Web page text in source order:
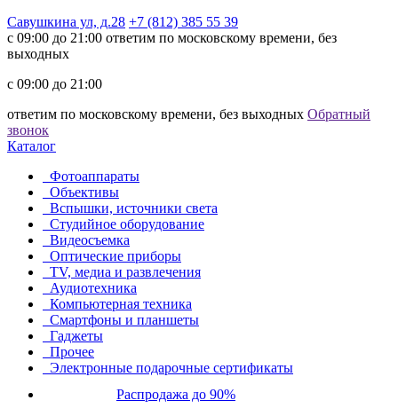
Савушкина ул, д.28 +7 (812) 385 55 39
c 09:00 до 21:00 ответим по московскому времени, без
выходных
c 09:00 до 21:00
ответим по московскому времени, без выходных Обратный
звонок
Каталог
Фотоаппараты
Объективы
Вспышки, источники света
Студийное оборудование
Видеосъемка
Оптические приборы
TV, медиа и развлечения
Аудиотехника
Компьютерная техника
Смартфоны и планшеты
Гаджеты
Прочее
Электронные подарочные сертификаты
Распродажа до 90%